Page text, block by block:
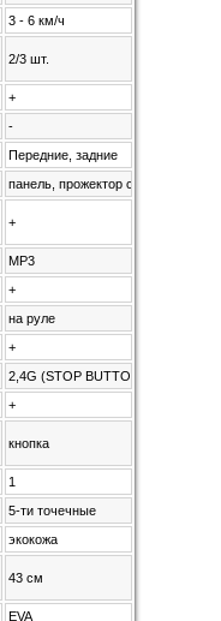
3 - 6 км/ч
2/3 шт.
+
-
Передние, задние
панель, прожектор сверху
+
MP3
+
на руле
+
2,4G (STOP BUTTON)
+
кнопка
1
5-ти точечные
экокожа
43 см
EVA